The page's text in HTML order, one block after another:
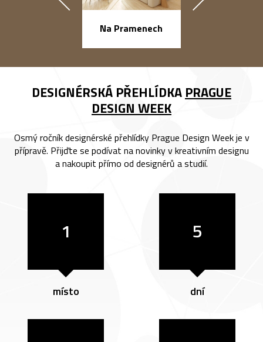
Na Pramenech
DESIGNÉRSKÁ PŘEHLÍDKA PRAGUE
DESIGN WEEK
Osmý ročník designérské přehlídky Prague Design Week je v
přípravě. Přijďte se podívat na novinky v kreativním designu
a nakoupit přímo od designérů a studií.
1
místo
5
dní